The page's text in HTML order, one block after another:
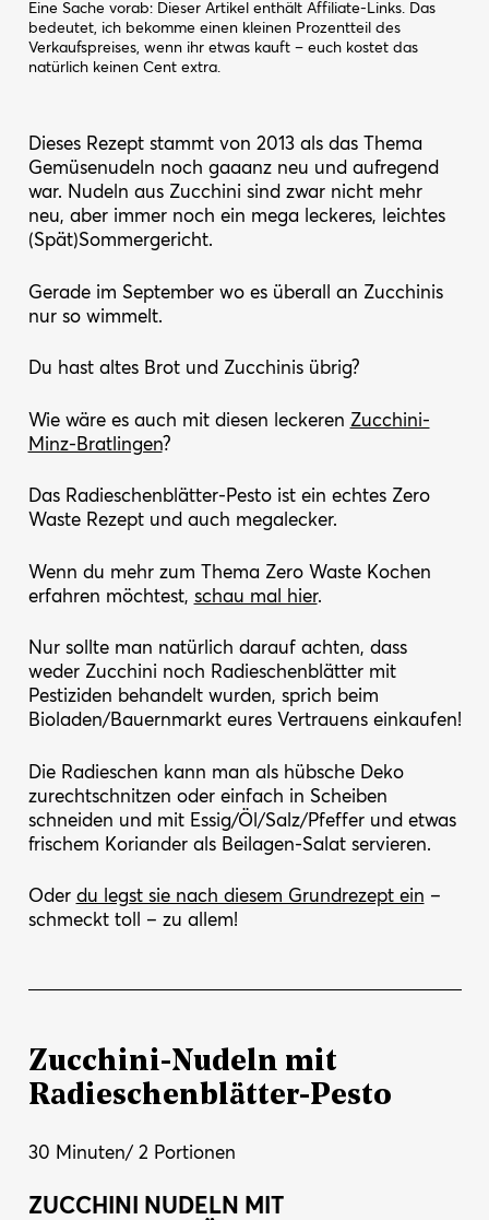
Eine Sache vorab: Dieser Artikel enthält Affiliate-Links. Das
bedeutet, ich bekomme einen kleinen Prozentteil des
Verkaufspreises, wenn ihr etwas kauft – euch kostet das
natürlich keinen Cent extra.
Dieses Rezept stammt von 2013 als das Thema
Gemüsenudeln noch gaaanz neu und aufregend
war. Nudeln aus Zucchini sind zwar nicht mehr
neu, aber immer noch ein mega leckeres, leichtes
(Spät)Sommergericht.
Gerade im September wo es überall an Zucchinis
nur so wimmelt.
Du hast altes Brot und Zucchinis übrig?
Wie wäre es auch mit diesen leckeren Zucchini-
Minz-Bratlingen?
Das Radieschenblätter-Pesto ist ein echtes Zero
Waste Rezept und auch megalecker.
Wenn du mehr zum Thema Zero Waste Kochen
erfahren möchtest, schau mal hier.
Nur sollte man natürlich darauf achten, dass
weder Zucchini noch Radieschenblätter mit
Pestiziden behandelt wurden, sprich beim
Bioladen/Bauernmarkt eures Vertrauens einkaufen!
Die Radieschen kann man als hübsche Deko
zurechtschnitzen oder einfach in Scheiben
schneiden und mit Essig/Öl/Salz/Pfeffer und etwas
frischem Koriander als Beilagen-Salat servieren.
Oder du legst sie nach diesem Grundrezept ein –
schmeckt toll – zu allem!
Zucchini-Nudeln mit
Radieschenblätter-Pesto
30 Minuten/ 2 Portionen
ZUCCHINI NUDELN MIT